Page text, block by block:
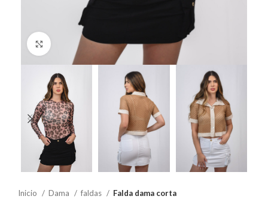
Click to enlarge
Inicio Dama faldas Falda dama corta